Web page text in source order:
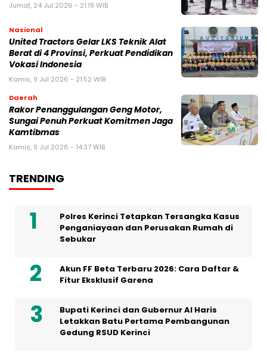
Jumat, 24 Jul 2026 - 21:19 WIB
Nasional
United Tractors Gelar LKS Teknik Alat
Berat di 4 Provinsi, Perkuat Pendidikan
Vokasi Indonesia
Kamis, 9 Jul 2026 - 21:52 WIB
Daerah
Rakor Penanggulangan Geng Motor,
Sungai Penuh Perkuat Komitmen Jaga
Kamtibmas
Kamis, 9 Jul 2026 - 14:37 WIB
TRENDING
Polres Kerinci Tetapkan Tersangka Kasus
Penganiayaan dan Perusakan Rumah di
Sebukar
Akun FF Beta Terbaru 2026: Cara Daftar &
Fitur Eksklusif Garena
Bupati Kerinci dan Gubernur Al Haris
Letakkan Batu Pertama Pembangunan
Gedung RSUD Kerinci